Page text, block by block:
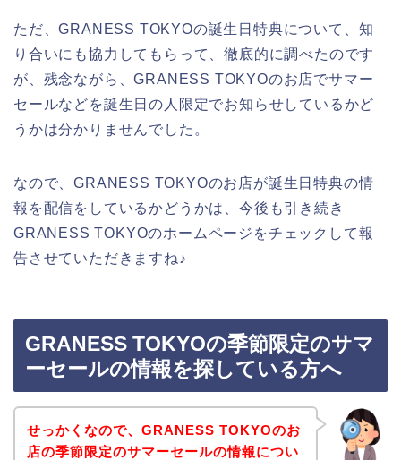
ただ、GRANESS TOKYOの誕生日特典について、知
り合いにも協力してもらって、徹底的に調べたのです
が、残念ながら、GRANESS TOKYOのお店でサマー
セールなどを誕生日の人限定でお知らせしているかど
うかは分かりませんでした。
なので、GRANESS TOKYOのお店が誕生日特典の情
報を配信をしているかどうかは、今後も引き続き
GRANESS TOKYOのホームページをチェックして報
告させていただきますね♪
GRANESS TOKYOの季節限定のサマ
ーセールの情報を探している方へ
せっかくなので、GRANESS TOKYOのお
店の季節限定のサマーセールの情報につい